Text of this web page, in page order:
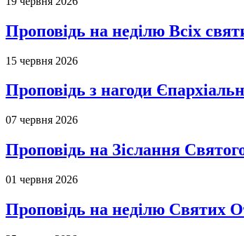
Проповідь на неділю Всіх
15 червня 2026
Проповідь з нагоди
07 червня 2026
Проповідь на Зіслання
01 червня 2026
Проповідь на неділю Святих